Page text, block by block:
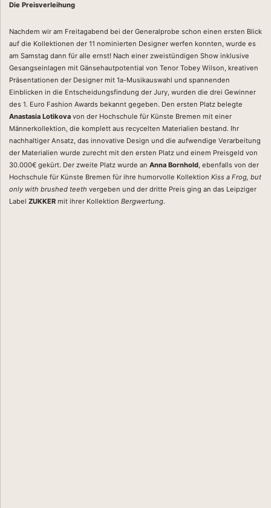
Die Preisverleihung
Nachdem wir am Freitagabend bei der Generalprobe schon einen ersten Blick
auf die Kollektionen der 11 nominierten Designer werfen konnten, wurde es
am Samstag dann für alle ernst! Nach einer zweistündigen Show inklusive
Gesangseinlagen mit Gänsehautpotential von Tenor Tobey Wilson, kreativen
Präsentationen der Designer mit 1a-Musikauswahl und spannenden
Einblicken in die Entscheidungsfindung der Jury, wurden die drei Gewinner
des 1. Euro Fashion Awards bekannt gegeben. Den ersten Platz belegte
Anastasia Lotikova von der Hochschule für Künste Bremen mit einer
Männerkollektion, die komplett aus recycelten Materialien bestand. Ihr
nachhaltiger Ansatz, das innovative Design und die aufwendige Verarbeitung
der Materialien wurde zurecht mit den ersten Platz und einem Preisgeld von
30.000€ gekürt. Der zweite Platz wurde an Anna Bornhold, ebenfalls von der
Hochschule für Künste Bremen für ihre humorvolle Kollektion Kiss a Frog, but
only with brushed teeth vergeben und der dritte Preis ging an das Leipziger
Label ZUKKER mit ihrer Kollektion Bergwertung.